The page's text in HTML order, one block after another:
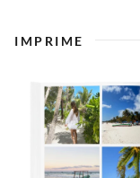
IMPRIME